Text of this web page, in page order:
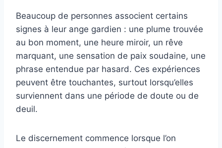
Beaucoup de personnes associent certains
signes à leur ange gardien : une plume trouvée
au bon moment, une heure miroir, un rêve
marquant, une sensation de paix soudaine, une
phrase entendue par hasard. Ces expériences
peuvent être touchantes, surtout lorsqu’elles
surviennent dans une période de doute ou de
deuil.
Le discernement commence lorsque l’on